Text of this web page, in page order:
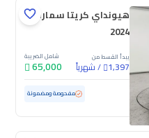
هيونداي كريتا سمارت
2024
يبدأ القسط من
1,397
/شهرياً
شامل الضريبة
65,000
مفحوصة ومضمونة